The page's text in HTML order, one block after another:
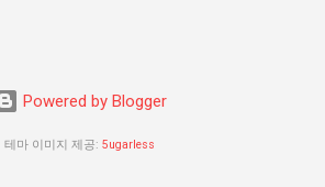
충분한 상담은 필수입니다. 비용, 효과,
정보를 파악해야 합니다. 수술 후 회복기
Powered by Blogger
테마 이미지 제공: 5ugarless